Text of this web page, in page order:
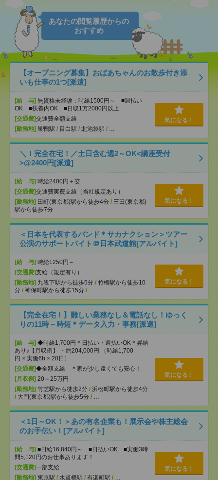
あなたの閲覧履歴からの
おすすめ
【オープニング募集】おばあちゃんのお散歩付き添
いも仕事の1つ[派遣]
[給 与] 無資格未経験：時給1500円～ ■週払い
OK ■扶養内OK ■日収1万2000円以上
[交通費]交通費全額支給
[勤務地] 巣鴨駅 / 目白駅 / 北池袋駅 / …
気になる！
＼！完全在宅！／土日含む週2～OK<講座受付
>@2400円[派遣]
[給 与] 時給2400円＋交
[交通費]交通費実費支給（当社規定あり）
[勤務地] 田町(東京都)駅から徒歩4分 / 三田(東京都)
駅から徒歩7分
気になる！
＜日本を代表するバンド＊サカナクション＞ツアー
公演のサポートバイト＠日本武道館[アルバイト]
[給 与] 時給1250円～
[交通費]支給（規定有り）
[勤務地] 九段下駅から徒歩5分 / 竹橋駅から徒歩10
分 / 神保町駅から徒歩15分 / …
気になる！
【完全在宅！】難しい業務なし＆電話なし！ゆっく
りの11時～時短＊データ入力・事務[派遣]
[給 与] ◆時給1,700円＊日払い・週払いOK＊昇給
あり♪【月収例】 ・約204,000円 （時給1,700
円 × 実働6h × 20日）
[交通費]◆全額支給 ＊家が少し遠くても安心！
[月収例] 20～25万円
[勤務地] 竹芝駅から徒歩2分 / 浜松町駅から徒歩4分
/ 大門(東京都)駅から徒歩5分 / …
気になる！
＜1日～OK！＞あの有名企業も！展示会や株主総会
のお手伝い！[アルバイト]
[給 与] ■日給16,840円～ ■日払いOK ■実働3時
間5,120円のお仕事あります！
[交通費]一部支給
[勤務地] 東京駅 / 水道橋駅 / 有楽町駅 / …
気になる！